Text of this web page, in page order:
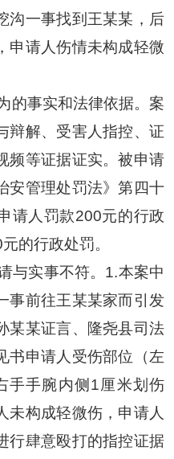
沟一事找到王某某，后
申请人伤情未构成轻微
的事实和法律依据。案
辩解、受害人指控、证
频等证据证实。被申请
安管理处罚法》第四十
请人罚款200元的行政
的行政处罚。
与实事不符。 1.本案中
事前往王某某家而引发
某某证言、隆尧县司法
书申请人受伤部位（左
手手腕内侧1厘米划伤
未构成轻微伤，申请人
行肆意殴打的指控证据